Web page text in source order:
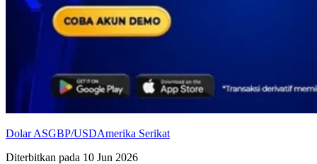
Dolar ASGBP/USDAmerika Serikat
Diterbitkan pada 10 Jun 2026